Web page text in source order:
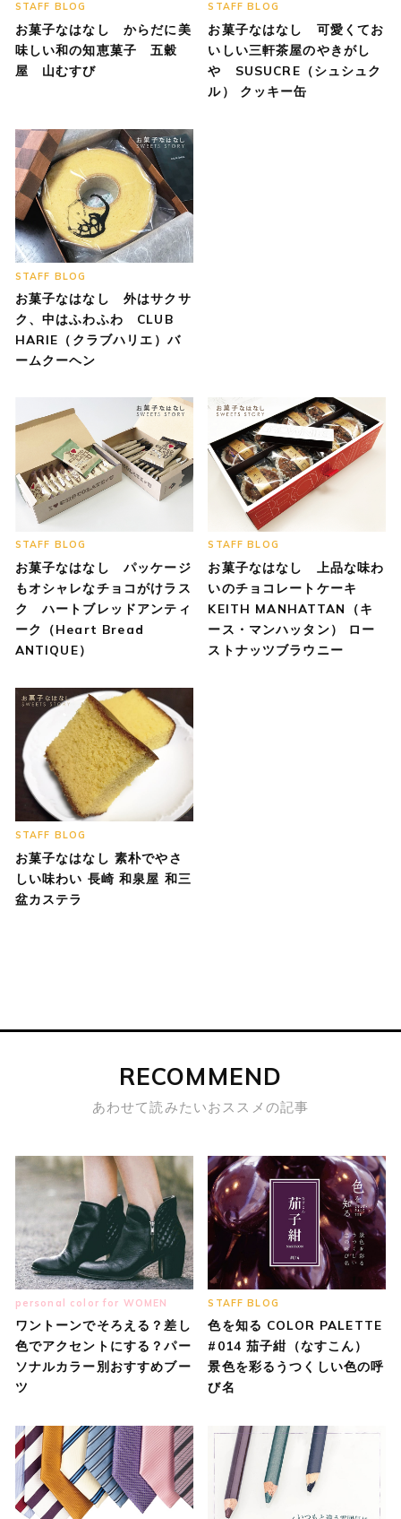
STAFF BLOG
お菓子なはなし からだに美
味しい和の知恵菓子 五穀
屋 山むすび
STAFF BLOG
お菓子なはなし 可愛くてお
いしい三軒茶屋のやきがし
や SUSUCRE（シュシュク
ル） クッキー缶
STAFF BLOG
お菓子なはなし 外はサクサ
ク、中はふわふわ CLUB
HARIE（クラブハリエ）バ
ームクーヘン
STAFF BLOG
お菓子なはなし パッケージ
もオシャレなチョコがけラス
ク ハートブレッドアンティ
ーク（Heart Bread
ANTIQUE）
STAFF BLOG
お菓子なはなし 上品な味わ
いのチョコレートケーキ
KEITH MANHATTAN（キ
ース・マンハッタン） ロー
ストナッツブラウニー
STAFF BLOG
お菓子なはなし 素朴でやさ
しい味わい 長崎 和泉屋 和三
盆カステラ
RECOMMEND
あわせて読みたいおススメの記事
personal color for WOMEN
ワントーンでそろえる？差し
色でアクセントにする？パー
ソナルカラー別おすすめブー
ツ
STAFF BLOG
色を知る COLOR PALETTE
#014 茄子紺（なすこん）
景色を彩るうつくしい色の呼
び名